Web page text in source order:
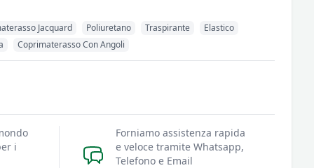
Jacquard Poliuretano Traspirante
Elastico
Coprimaterasso Con Angoli
i
Forniamo assistenza rapida
e veloce tramite Whatsapp,
Telefono e Email